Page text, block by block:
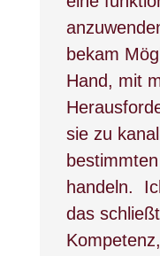
bekam
Hand, mit
sie zu
handeln.
das